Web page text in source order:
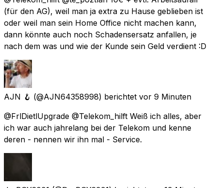
(für den AG), weil man ja extra zu Hause geblieben ist
oder weil man sein Home Office nicht machen kann,
dann könnte auch noch Schadensersatz anfallen, je
nach dem was und wie der Kunde sein Geld verdient :D
AJN 🪝 (@AJN64358998) berichtet vor 9 Minuten
@FrlDietlUpgrade @Telekom_hilft Weiß ich alles, aber
ich war auch jahrelang bei der Telekom und kenne
deren - nennen wir ihn mal - Service.